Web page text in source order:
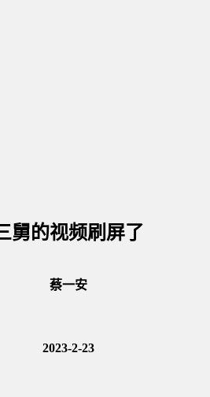
舅的视频刷屏了
蔡一安
2023-2-23